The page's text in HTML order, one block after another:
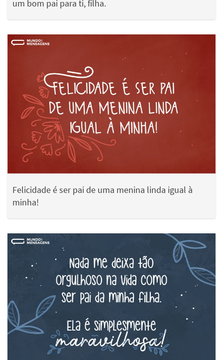
um bom pai para ti, filha.
Felicidade é ser pai de uma menina linda igual à
minha!